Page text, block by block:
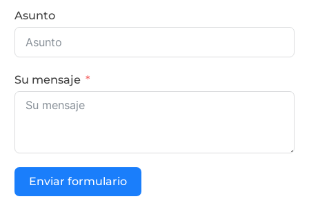
Asunto
Su mensaje
Enviar formulario